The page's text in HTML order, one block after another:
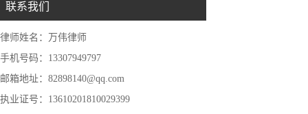
联系我们
律师姓名：万伟律师
手机号码：13307949797
邮箱地址：82898140@qq.com
执业证号：13610201810029399